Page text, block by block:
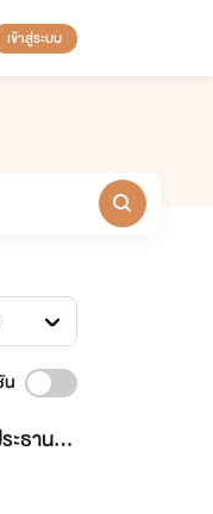
เข้าสู่ระบบ
น
ธานคน